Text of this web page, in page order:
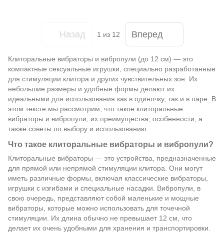
Назад 1 из 12 Вперед
Клиторальные вибраторы и вибропули (до 12 см) — это
компактные сексуальные игрушки, специально разработанные
для стимуляции клитора и других чувствительных зон. Их
небольшие размеры и удобные формы делают их
идеальными для использования как в одиночку, так и в паре. В
этом тексте мы рассмотрим, что такое клиторальные
вибраторы и вибропули, их преимущества, особенности, а
также советы по выбору и использованию.
Что такое клиторальные вибраторы и вибропули?
Клиторальные вибраторы — это устройства, предназначенные
для прямой или непрямой стимуляции клитора. Они могут
иметь различные формы, включая классические вибраторы,
игрушки с изгибами и специальные насадки. Вибропули, в
свою очередь, представляют собой маленькие и мощные
вибраторы, которые можно использовать для точечной
стимуляции. Их длина обычно не превышает 12 см, что
делает их очень удобными для хранения и транспортировки.